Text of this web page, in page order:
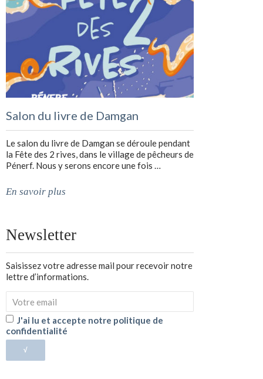
Salon du livre de Damgan
Le salon du livre de Damgan se déroule pendant
la Fête des 2 rives, dans le village de pêcheurs de
Pénerf. Nous y serons encore une fois …
En savoir plus
Newsletter
Saisissez votre adresse mail pour recevoir notre
lettre d’informations.
J'ai lu et accepte notre politique de
confidentialité
√